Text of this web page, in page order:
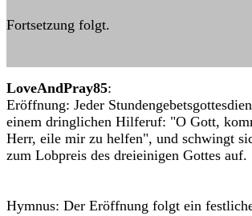
Fortsetzung folgt.
LoveAndPray85:
Eröffnung: Jeder
einem dringlichen Hilferuf: "O Gott,
Herr, eile mir zu helfen", und schwingt
zum Lobpreis des dreieinigen Gottes auf.
Hymnus: Der Eröffnung folgt ein